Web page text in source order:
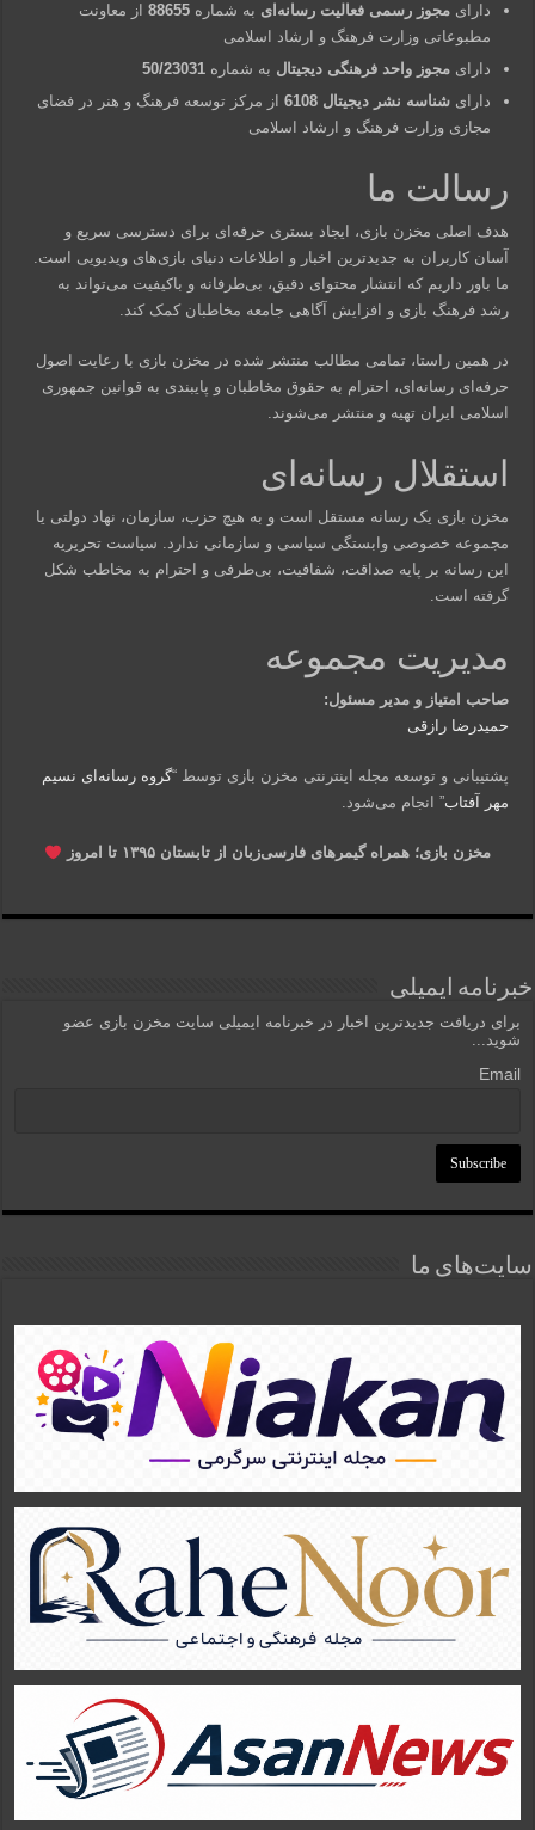
دارایمجوز رسمی فعالیت رسانه‌ای به شماره88655 از معاونت
مطبوعاتی وزارت فرهنگ و ارشاد اسلامی
دارایمجوز واحد فرهنگی دیجیتال به شماره50/23031
دارایشناسه نشر دیجیتال 6108
از مرکز توسعه فرهنگ و هنر در فضای
مجازی وزارت فرهنگ و ارشاد اسلامی
رسالت ما
هدف اصلی مخزن بازی، ایجاد بستری حرفه‌ای برای دسترسی سریع و
آسان کاربران به جدیدترین اخبار و اطلاعات دنیای بازی‌های ویدیویی است.
ما باور داریم که انتشار محتوای دقیق، بی‌طرفانه و باکیفیت می‌تواند به
رشد فرهنگ بازی و افزایش آگاهی جامعه مخاطبان کمک کند.
در همین راستا، تمامی مطالب منتشر شده در مخزن بازی با رعایت اصول
حرفه‌ای رسانه‌ای، احترام به حقوق مخاطبان و پایبندی به قوانین جمهوری
اسلامی ایران تهیه و منتشر می‌شوند.
استقلال رسانه‌ای
مخزن بازی یک رسانه مستقل است و به هیچ حزب، سازمان، نهاد دولتی یا
مجموعه خصوصی وابستگی سیاسی و سازمانی ندارد. سیاست تحریریه
این رسانه بر پایه صداقت، شفافیت، بی‌طرفی و احترام به مخاطب شکل
گرفته است.
مدیریت مجموعه
صاحب امتیاز و مدیر مسئول:
حمیدرضا رازقی
پشتیبانی و توسعه مجله اینترنتی مخزن بازی توسط “گروه رسانه‌ای نسیم
مهر آفتاب” انجام می‌شود.
مخزن بازی؛ همراه گیمرهای فارسی‌زبان از تابستان ۱۳۹۵ تا امروز
خبرنامه ایمیلی
برای دریافت جدیدترین اخبار در خبرنامه ایمیلی سایت مخزن بازی عضو
شوید...
Email
سایت‌های ما